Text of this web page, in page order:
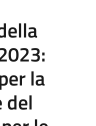
la
del